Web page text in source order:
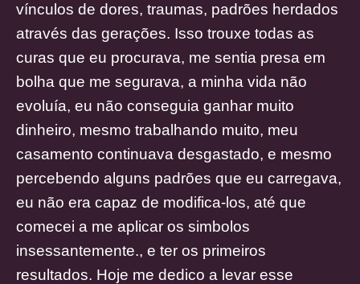
vínculos de dores, traumas, padrões herdados
através das gerações. Isso trouxe todas as
curas que eu procurava, me sentia presa em
bolha que me segurava, a minha vida não
evoluía, eu não conseguia ganhar muito
dinheiro, mesmo trabalhando muito, meu
casamento continuava desgastado, e mesmo
percebendo alguns padrões que eu carregava,
eu não era capaz de modifica-los, até que
comecei a me aplicar os simbolos
insessantemente., e ter os primeiros
resultados. Hoje me dedico a levar esse